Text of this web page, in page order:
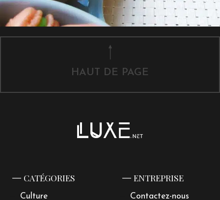
HAUT DE PAGE
CATÉGORIES
Culture
ENTREPRISE
Contactez-nous